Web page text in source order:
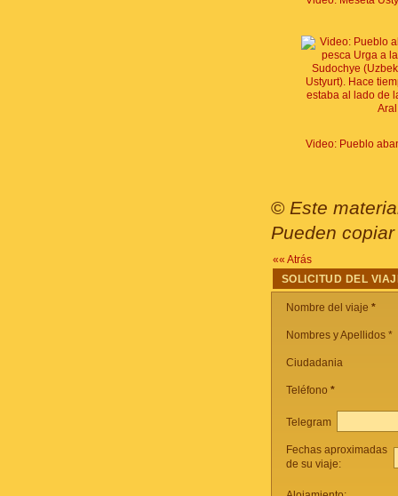
© Este
Pueden
«« Atrás
SOLICITUD DEL
Nombre del viaje *
Nombres y Apellidos *
Ciudadania
Teléfono *
Telegram
Fechas aproximadas
de su viaje: